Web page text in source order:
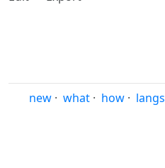
new · what · how · langs